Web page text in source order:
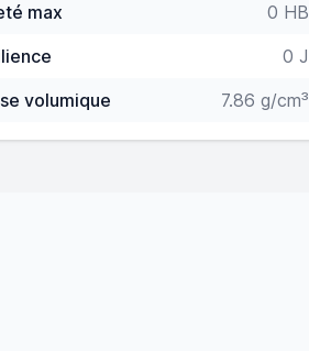
max
0 HB
0 J
volumique
7.86 g/cm³